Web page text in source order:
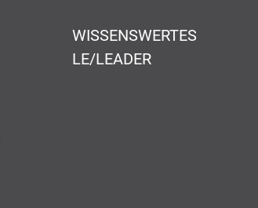
WISSENSWERTES
LE/LEADER